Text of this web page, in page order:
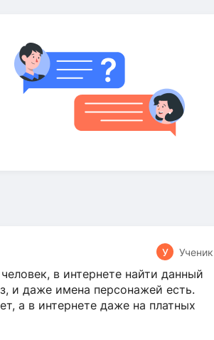
У Ученик
в интернете найти данный
и даже имена персонажей есть.
а в интернете даже на платных